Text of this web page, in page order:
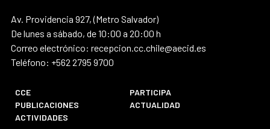
Av. Providencia 927, (Metro Salvador)
De lunes a sábado, de 10:00 a 20:00 h
Correo electrónico: recepcion.cc.chile@aecid.es
Teléfono: +562 2795 9700
CCE
PARTICIPA
PUBLICACIONES
ACTUALIDAD
ACTIVIDADES